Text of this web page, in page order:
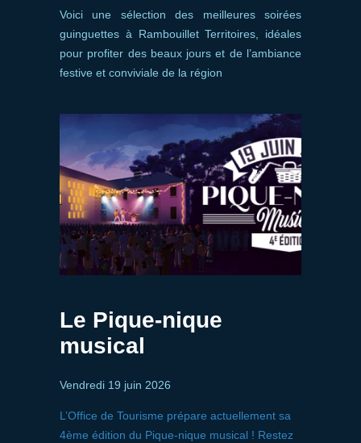
Voici une sélection des meilleures soirées
guinguettes à Rambouillet Territoires, idéales
pour profiter des beaux jours et de l’ambiance
festive et conviviale de la région
Le Pique-nique
musical
Vendredi 19 juin 2026
L’Office de Tourisme prépare actuellement sa
4ème édition du Pique-nique musical ! Restez